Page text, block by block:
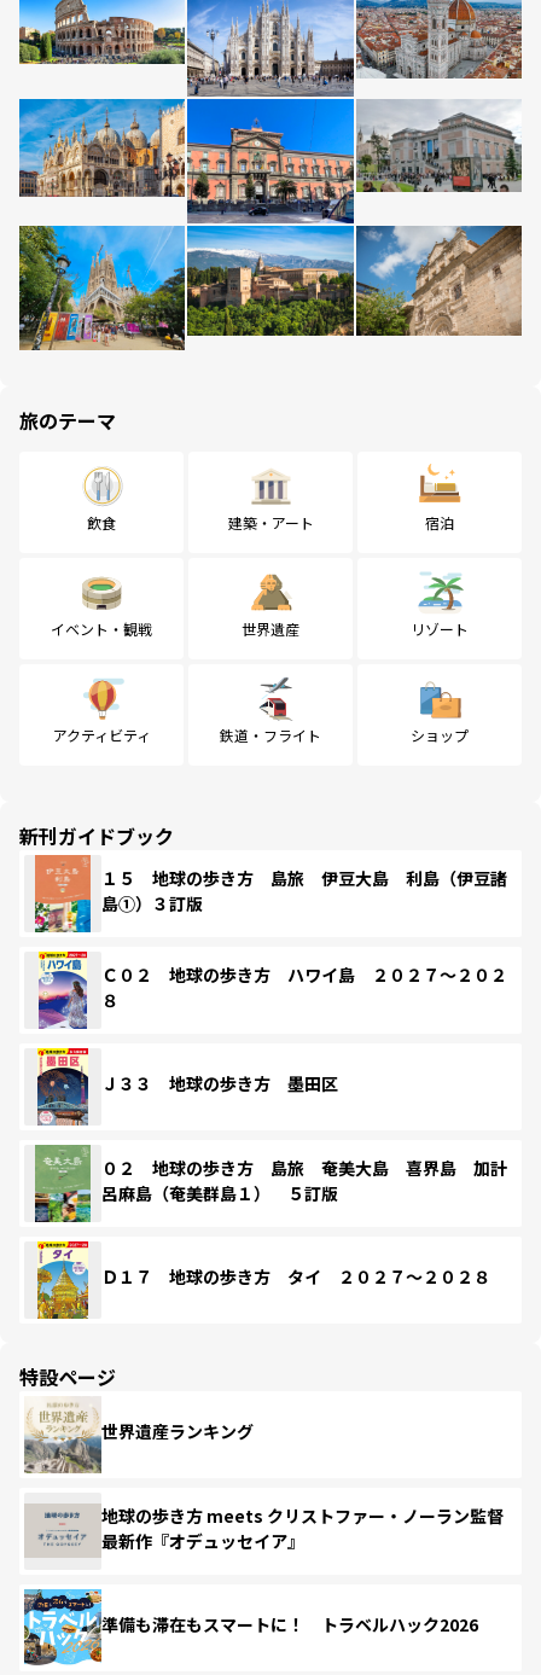
旅のテーマ
飲食 建築・アート 宿泊
イベント・観戦 世界遺産 リゾート
アクティビティ 鉄道・フライト ショップ
新刊ガイドブック
１５ 地球の歩き方 島旅 伊豆大島 利島（伊豆諸
島①）３訂版
Ｃ０２ 地球の歩き方 ハワイ島 ２０２７～２０２
８
Ｊ３３ 地球の歩き方 墨田区
０２ 地球の歩き方 島旅 奄美大島 喜界島 加計
呂麻島（奄美群島１） ５訂版
Ｄ１７ 地球の歩き方 タイ ２０２７～２０２８
特設ページ
世界遺産ランキング
地球の歩き方 meets クリストファー・ノーラン監督
最新作『オデュッセイア』
準備も滞在もスマートに！ トラベルハック2026